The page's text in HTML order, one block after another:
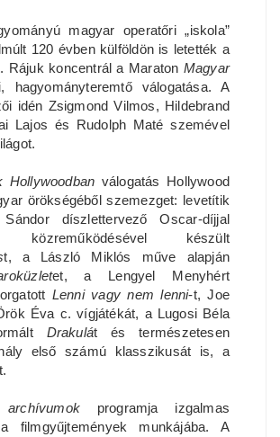
magyar operatőri „iskola”
120 évben külföldön is letették a
Rájuk koncentrál a Maraton Magyar
hagyományteremtő válogatása. A
idén Zsigmond Vilmos, Hildebrand
Lajos és Rudolph Maté szemével
Hollywoodban válogatás Hollywood
örökségéből szemezget: levetítik
díszlettervező Oscar-díjjal
közreműködésével készült
t, a László Miklós műve alapján
et, a Lengyel Menyhért
Lenni vagy nem lenni-t, Joe
Éva c. vígjátékát, a Lugosi Béla
Drakulát és természetesen
első számú klasszikusát is, a
t.
programja izgalmas
filmgyűjtemények munkájába. A